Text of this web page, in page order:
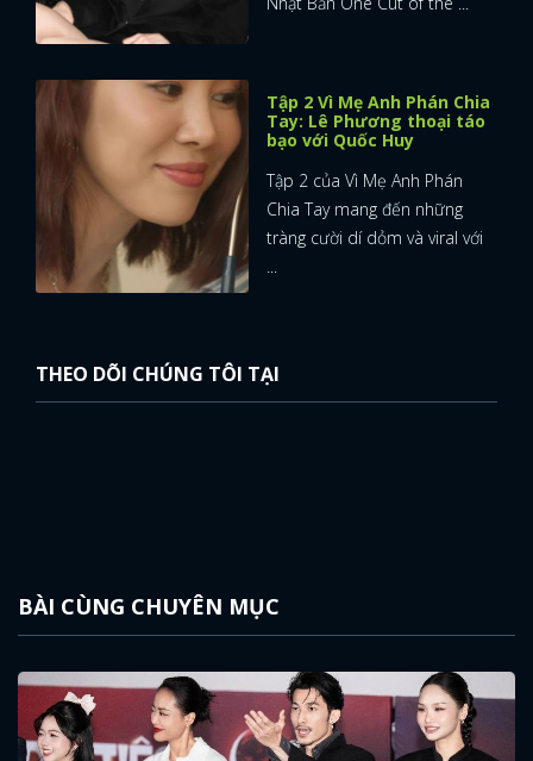
FACEBOOK
Tập 2 Vì Mẹ Anh Phán Chia
Tay: Lê Phương thoại táo
bạo với Quốc Huy
Tập 2 của Vì Mẹ Anh Phán
Chia Tay mang đến những
tràng cười dí dỏm và viral với
THEO DÕI CHÚNG TÔI TẠI
BÀI CÙNG CHUYÊN MỤC